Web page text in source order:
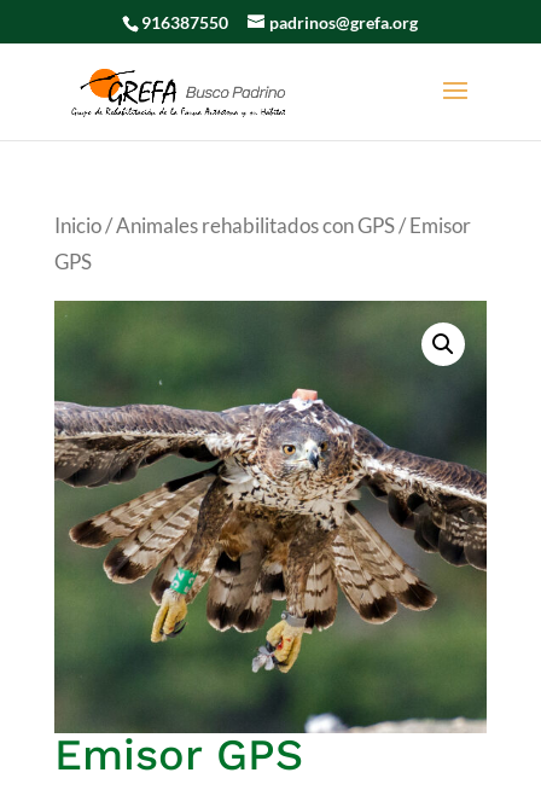
916387550 padrinos@grefa.org
Inicio/Animales rehabilitados con GPS/ Emisor
GPS
Emisor GPS